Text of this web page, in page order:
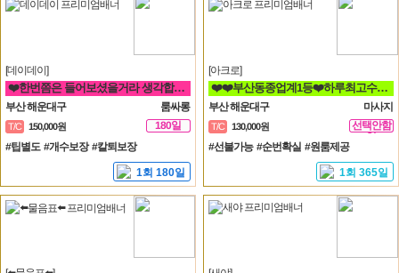
[데이데이]
❤️한번쯤은 들어보셨을거라 생각합니다 해운대 하면 퀄리티 입니다❤️
부산 해운대구 룸싸롱
T/C 150,000원
180일
#팁별도 #개수보장 #칼퇴보장
1회 180일
[아크로]
❤️❤️부산동종업계1등❤️하루최고수입보장❤️❤️
부산 해운대구 마사지
T/C 130,000원
선택안함
일
#선불가능 #순번확실 #원룸제공
1회 365일